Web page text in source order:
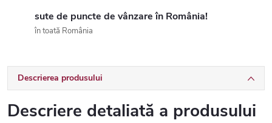
sute de puncte de vânzare în România!
în toată România
Descrierea produsului
Descriere detaliată a produsului